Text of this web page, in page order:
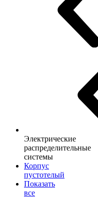
Электрические
распределительные
системы
Корпус
пустотелый
Показать
все